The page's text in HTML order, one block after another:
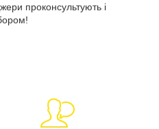
проконсультують і